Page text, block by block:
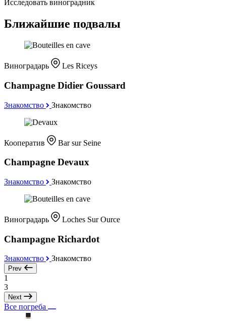
Исследовать виноградник
Ближайшие подвалы
Виноградарь Les Riceys
Champagne Didier Goussard
Знакомство Знакомство
Кооператив Bar sur Seine
Champagne Devaux
Знакомство Знакомство
Виноградарь Loches Sur Ource
Champagne Richardot
Знакомство Знакомство
Prev
1
3
Next
Все погреба